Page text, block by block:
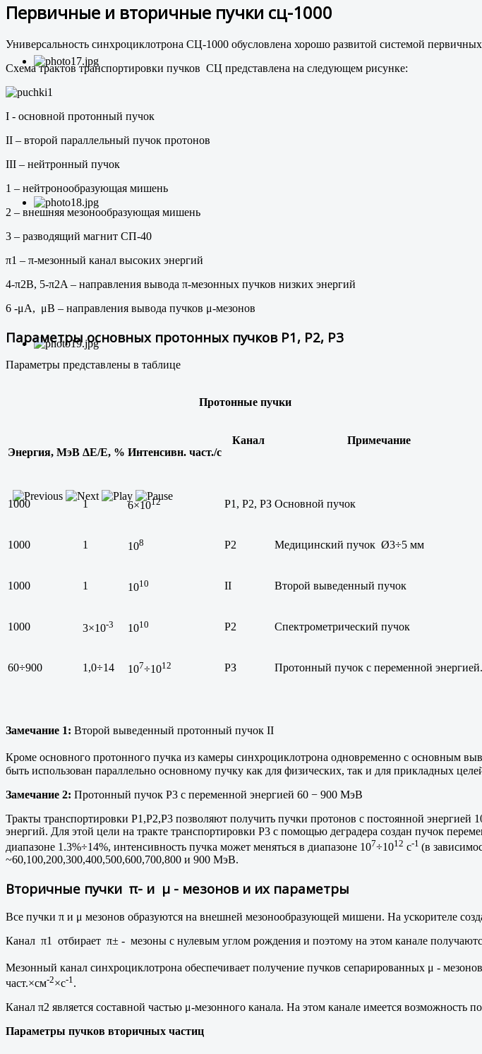
Первичные и вторичные пучки сц-1000
Универсальность синхроциклотрона СЦ-1000 обусловлена хорошо развитой системой
Схема трактов транспортировки пучков СЦ представлена на следующем рисунке:
I - основной протонный пучок
II – второй параллельный пучок протонов
III – нейтронный пучок
1 – нейтронообразующая мишень
2 – внешняя мезонообразующая мишень
3 – разводящий магнит СП-40
π1 – π-мезонный канал высоких энергий
4-π2B, 5-π2A – направления вывода π-мезонных пучков низких энергий
6 -μA, μB – направления вывода пучков μ-мезонов
Параметры основных протонных пучков Р1, Р2, Р3
Параметры представлены в таблице
Протонные пучки
Энергия, МэВ ΔЕ/Е, % Интенсивн. част./с
Канал Примечание
1000 1 6×1012 Р1, Р2, РЗ Основной пучок
1000 1 108 Р2 Медицинский пучок Ø3÷5 мм
1000 1 1010 II Второй выведенный пучок
1000 3×10-3 1010 Р2 Спектрометрический пучок
60÷900 1,0÷14 107÷1012 РЗ Протонный пучок с переменной энергией.
Замечание 1: Второй выведенный протонный пучок II
Кроме основного протонного пучка из камеры синхроциклотрона одновременно с основным
быть использован параллельно основному пучку как для физических, так и для прикладных
Замечание 2: Протонный пучок Р3 с переменной энергией 60 − 900 МэВ
Тракты транспортировки Р1,Р2,Р3 позволяют получить пучки протонов с постоянной
энергий. Для этой цели на тракте транспортировки Р3 с помощью деградера создан пучок
диапазоне 1.3%÷14%, интенсивность пучка может меняться в диапазоне 107÷1012 с-1 (в
~60,100,200,300,400,500,600,700,800 и 900 МэВ.
Вторичные пучки π- и μ - мезонов и их параметры
Все пучки π и μ мезонов образуются на внешней мезонообразующей мишени. На ускорителе
Канал π1 отбирает π± - мезоны с нулевым углом рождения и поэтому на этом канале
Мезонный канал синхроциклотрона обеспечивает получение пучков сепарированных μ -
част.×см-2×с-1 .
Канал π2 является составной частью μ-мезонного канала. На этом канале имеется возможность
Параметры пучков вторичных частиц